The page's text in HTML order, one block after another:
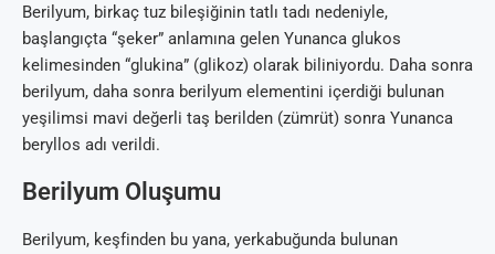
Berilyum, birkaç tuz bileşiğinin tatlı tadı nedeniyle,
başlangıçta “şeker” anlamına gelen Yunanca glukos
kelimesinden “glukina” (glikoz) olarak biliniyordu. Daha sonra
berilyum, daha sonra berilyum elementini içerdiği bulunan
yeşilimsi mavi değerli taş berilden (zümrüt) sonra Yunanca
beryllos adı verildi.
Berilyum Oluşumu
Berilyum, keşfinden bu yana, yerkabuğunda bulunan